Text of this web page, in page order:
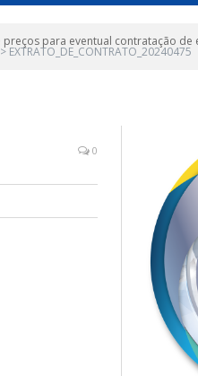
preços para eventual contratação
> EXTRATO_DE_CONTRATO_20240475
0